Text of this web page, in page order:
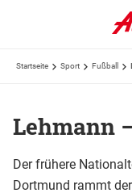
Startseite Sport Fußball
Lehmann
Der frühere
Dortmund rammt